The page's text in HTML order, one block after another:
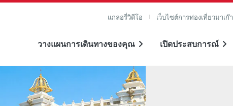
แกลอรี่วิดีโอ เว็บไซต์การท่องเที่ยวมาเก๊า
วางแผนการเดินทางของคุณ เปิดประสบการณ์